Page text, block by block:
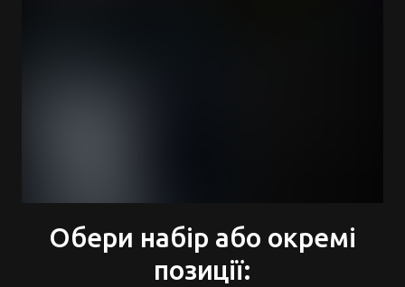
Обери набір або окремі
позиції: